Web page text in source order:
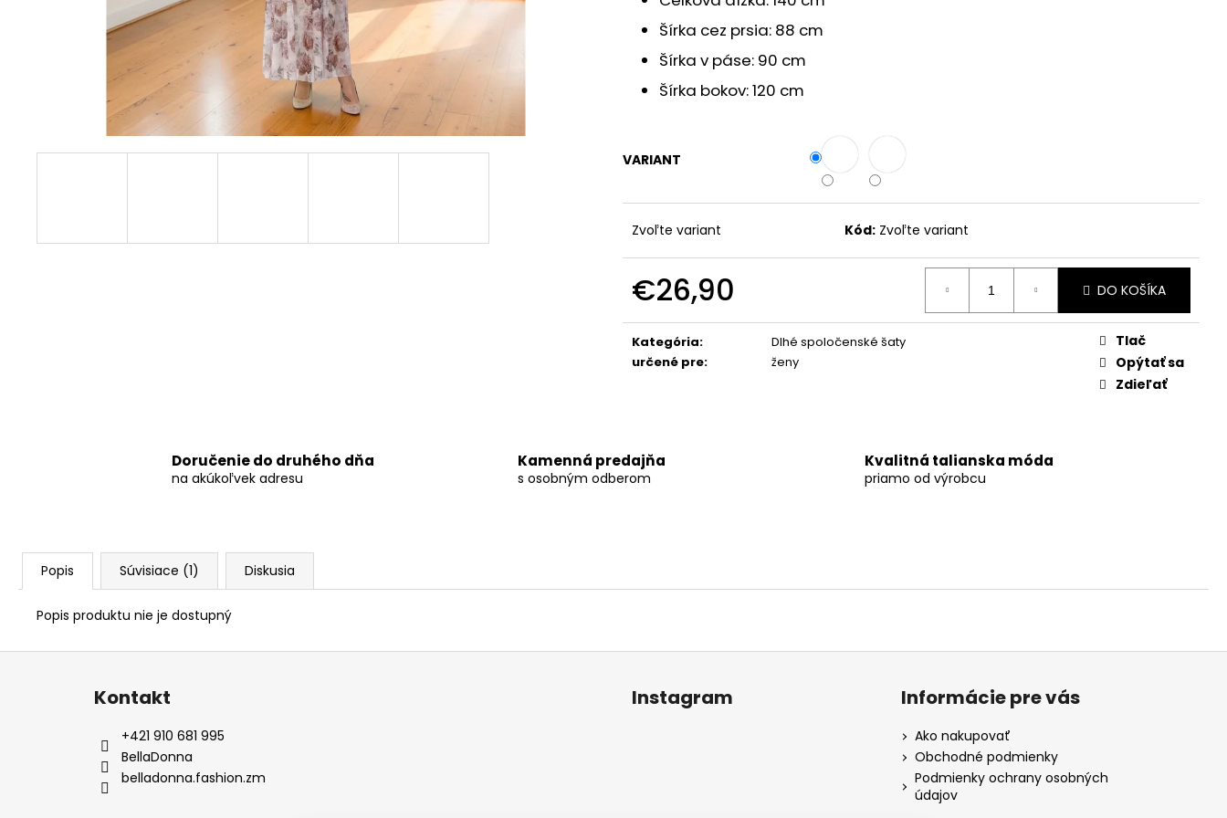
Šírka cez prsia: 88 cm
Šírka v páse: 90 cm
Šírka bokov: 120 cm
VARIANT
Zvoľte variant Kód: Zvoľte variant
€26,90 DO KOŠÍKA
Kategória:
Dlhé spoločenské šaty
určené pre: ženy
Tlač
Opýtať sa
Zdieľať
Doručenie do druhého dňa
na akúkoľvek adresu
Kamenná predajňa
s osobným odberom
Kvalitná talianska móda
priamo od výrobcu
Popis Súvisiace (1) Diskusia
Popis produktu nie je dostupný
TRBLIETAVÉ KRÁTKE ŠATY LIA S
NARIASENÍM
€24,90
TYLOVÉ MIDI ŠATY CLAUDIA
€24,90
TEPLÝ KABÁTIK AVLON
€29,90
Kontakt
+421 910 681 995
BellaDonna
belladonna.fashion.zm
Instagram Informácie pre vás
Ako nakupovať
Obchodné podmienky
Podmienky ochrany osobných
údajov